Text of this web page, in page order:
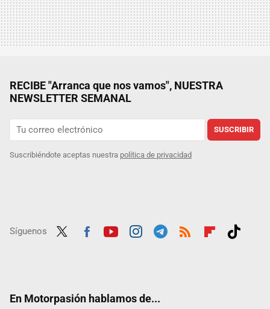
RECIBE "Arranca que nos vamos", NUESTRA
NEWSLETTER SEMANAL
SUSCRIBIR
Suscribiéndote aceptas nuestra política de privacidad
Síguenos
En Motorpasión hablamos de...